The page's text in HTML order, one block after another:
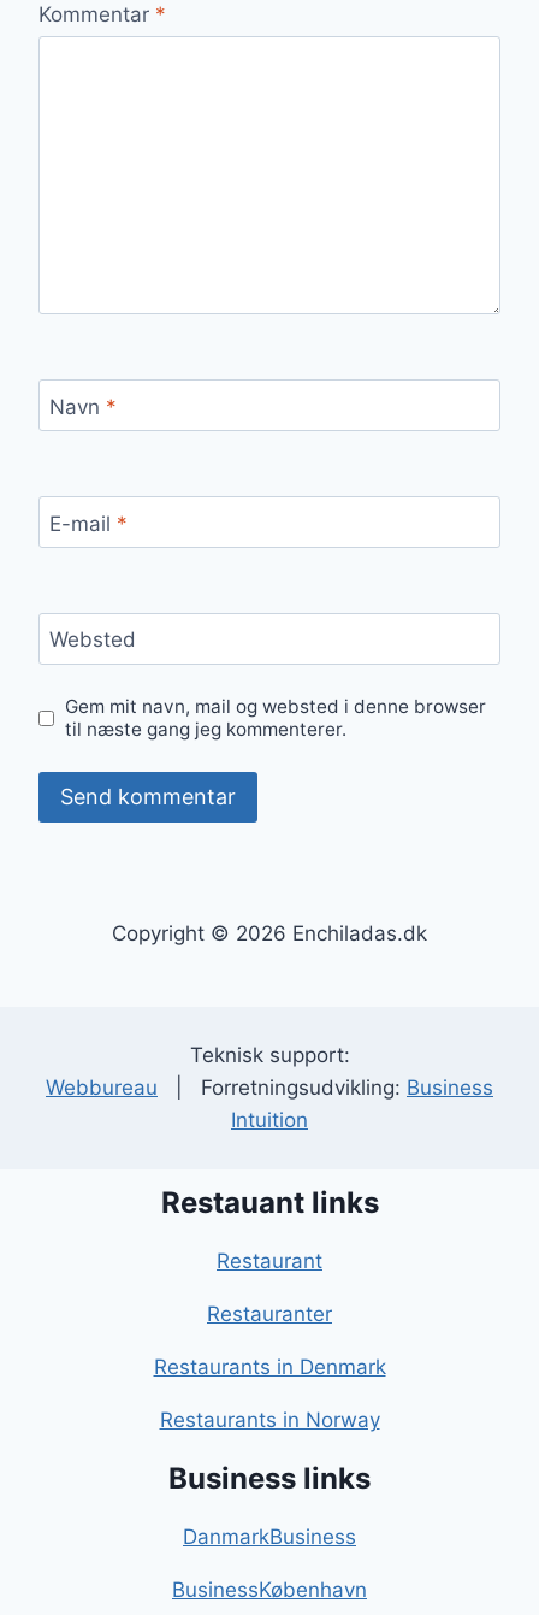
Kommentar *
Navn *
E-mail *
Websted
Gem mit navn, mail og websted i denne browser
til næste gang jeg kommenterer.
Copyright © 2026 Enchiladas.dk
Teknisk support:
Webbureau | Forretningsudvikling: Business
Intuition
Restauant links
Restaurant
Restauranter
Restaurants in Denmark
Restaurants in Norway
Business links
DanmarkBusiness
BusinessKøbenhavn